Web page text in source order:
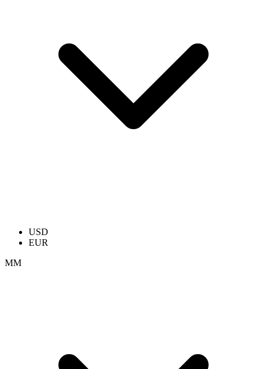
USD
EUR
ММ